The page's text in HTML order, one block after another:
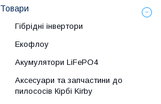
Товари
Гібрідні інвертори
Екофлоу
Акумулятори LiFePO4
Аксесуари та запчастини до
пилососів Кірбі Kirby